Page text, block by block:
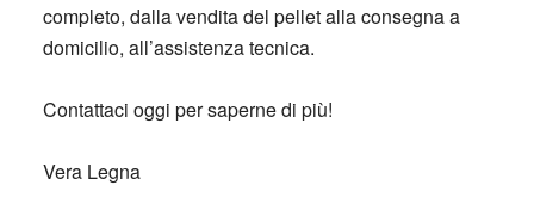
completo, dalla vendita del pellet alla consegna a
domicilio, all’assistenza tecnica.
Contattaci oggi per saperne di più!
Vera Legna